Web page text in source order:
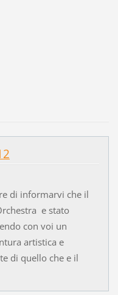
di informarvi che il
e stato
con voi un
artistica e
di quello che e il